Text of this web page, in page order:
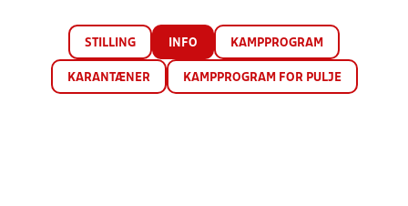
STILLING INFO KAMPPROGRAM
KARANTÆNER KAMPPROGRAM FOR PULJE